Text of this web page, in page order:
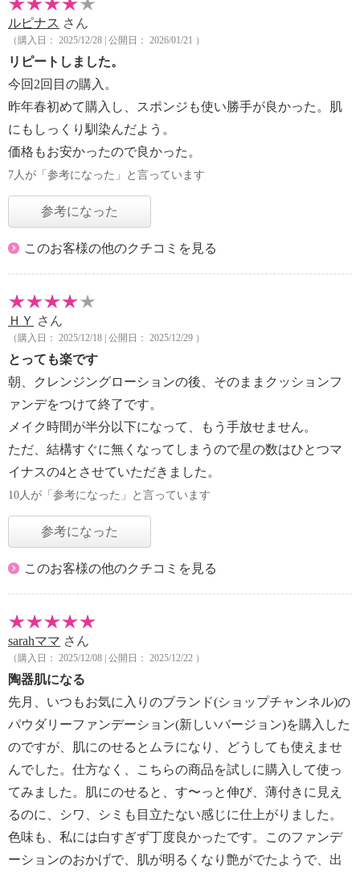
ルピナス さん
（購入日： 2025/12/28 | 公開日： 2026/01/21 ）
リピートしました。
今回2回目の購入。
昨年春初めて購入し、スポンジも使い勝手が良かった。肌
にもしっくり馴染んだよう。
価格もお安かったので良かった。
7人が「参考になった」と言っています
参考になった
このお客様の他のクチコミを見る
ＨＹ さん
（購入日： 2025/12/18 | 公開日： 2025/12/29 ）
とっても楽です
朝、クレンジングローションの後、そのままクッションフ
ァンデをつけて終了です。
メイク時間が半分以下になって、もう手放せません。
ただ、結構すぐに無くなってしまうので星の数はひとつマ
イナスの4とさせていただきました。
10人が「参考になった」と言っています
参考になった
このお客様の他のクチコミを見る
sarahママ さん
（購入日： 2025/12/08 | 公開日： 2025/12/22 ）
陶器肌になる
先月、いつもお気に入りのブランド(ショップチャンネル)の
パウダリーファンデーション(新しいバージョン)を購入した
のですが、肌にのせるとムラになり、どうしても使えませ
んでした。仕方なく、こちらの商品を試しに購入して使っ
てみました。肌にのせると、す〜っと伸び、薄付きに見え
るのに、シワ、シミも目立たない感じに仕上がりました。
色味も、私には白すぎず丁度良かったです。このファンデ
ーションのおかげで、肌が明るくなり艶がでたようで、出